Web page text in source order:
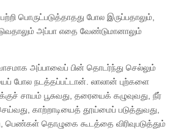
பொருட்படுத்தாதது போல இருப்பதாலும்,
அப்பா எதை வேண்டுமானாலும்
அப்பாவைப் பின் தொடர்ந்து செல்லும்
போல நடத்தப்பட்டான். லாலான் புற்களை
சாயம் பூசுவது, தரையைக் கழுவுவது, நீர்
காற்றாடியைத் தூய்மைப் படுத்துவது,
தொழுகை கூடத்தை விரிவுபடுத்தும்